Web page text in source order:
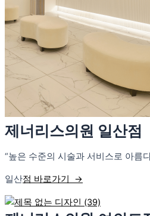
제너리스의원 일산점
“높은 수준의 시술과 서비스로 아름
일산점 바로가기 →